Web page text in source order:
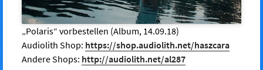
„Polaris“ vorbestellen (Album, 14.09.18)
Audiolith Shop: https://shop.audiolith.net/haszcara
Andere Shops: http://audiolith.net/al287